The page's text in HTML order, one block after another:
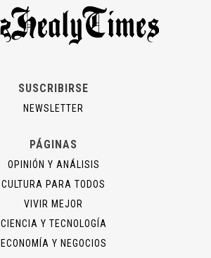
SUSCRIBIRSE
NEWSLETTER
PÁGINAS
OPINIÓN Y ANÁLISIS
CULTURA PARA TODOS
VIVIR MEJOR
CIENCIA Y TECNOLOGÍA
ECONOMÍA Y NEGOCIOS